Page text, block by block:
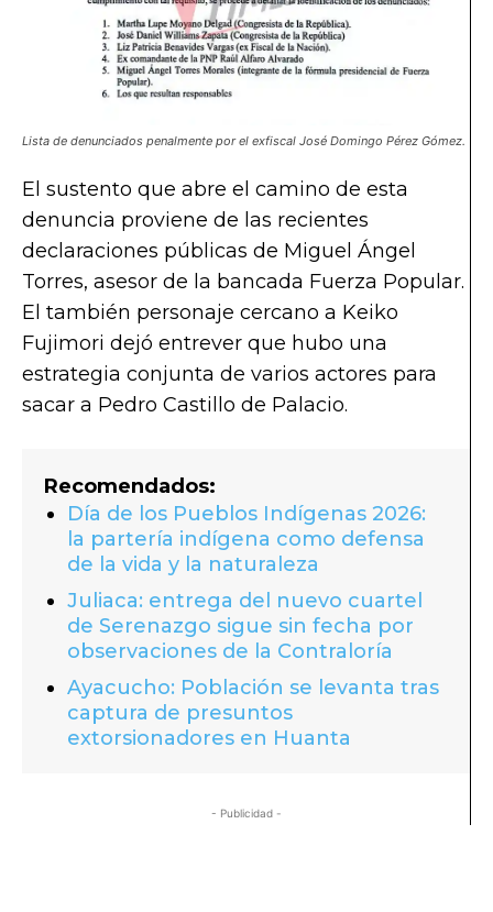
Lista de denunciados penalmente por el exfiscal José Domingo Pérez Gómez.
El sustento que abre el camino de esta
denuncia proviene de las recientes
declaraciones públicas de Miguel Ángel
Torres, asesor de la bancada Fuerza Popular.
El también personaje cercano a Keiko
Fujimori dejó entrever que hubo una
estrategia conjunta de varios actores para
sacar a Pedro Castillo de Palacio.
Recomendados:
Día de los Pueblos Indígenas 2026:
la partería indígena como defensa
de la vida y la naturaleza
Juliaca: entrega del nuevo cuartel
de Serenazgo sigue sin fecha por
observaciones de la Contraloría
Ayacucho: Población se levanta tras
captura de presuntos
extorsionadores en Huanta
- Publicidad -